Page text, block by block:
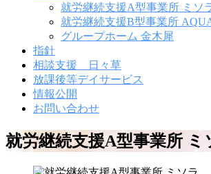
就労継続支援A型事業所 ミソ
就労継続支援B型事業所
グループホーム 金木犀
指針
相談支援 日々草
放課後等デイサービス
情報公開
お問い合わせ
就労継続支援A型事業所 ミ